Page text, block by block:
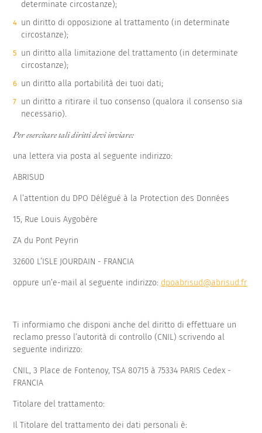
determinate circostanze);
un diritto di opposizione al trattamento (in determinate
circostanze);
un diritto alla limitazione del trattamento (in determinate
circostanze);
un diritto alla portabilità dei tuoi dati;
un diritto a ritirare il tuo consenso (qualora il consenso sia
necessario).
Per esercitare tali diritti devi inviare:
una lettera via posta al seguente indirizzo:
ABRISUD
A l’attention du DPO Délégué à la Protection des Données
15, Rue Louis Aygobère
ZA du Pont Peyrin
32600 L’ISLE JOURDAIN - FRANCIA
oppure un’e-mail al seguente indirizzo: dpoabrisud@abrisud.fr
Ti informiamo che disponi anche del diritto di effettuare un
reclamo presso l’autorità di controllo (CNIL) scrivendo al
seguente indirizzo:
CNIL, 3 Place de Fontenoy, TSA 80715 à 75334 PARIS Cedex -
FRANCIA
Titolare del trattamento:
Il Titolare del trattamento dei dati personali è: